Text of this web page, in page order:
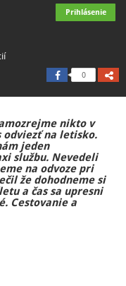
Prihlásenie
0
nikto v
odviezť na letisko.
jeden
službu. Nevedeli
na odvoze pri
že dohodneme si
a čas sa upresni
Cestovanie a